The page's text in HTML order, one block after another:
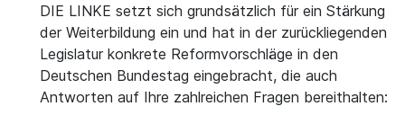
DIE LINKE setzt sich grundsätzlich für ein Stärkung
der Weiterbildung ein und hat in der zurückliegenden
Legislatur konkrete Reformvorschläge in den
Deutschen Bundestag eingebracht, die auch
Antworten auf Ihre zahlreichen Fragen bereithalten: